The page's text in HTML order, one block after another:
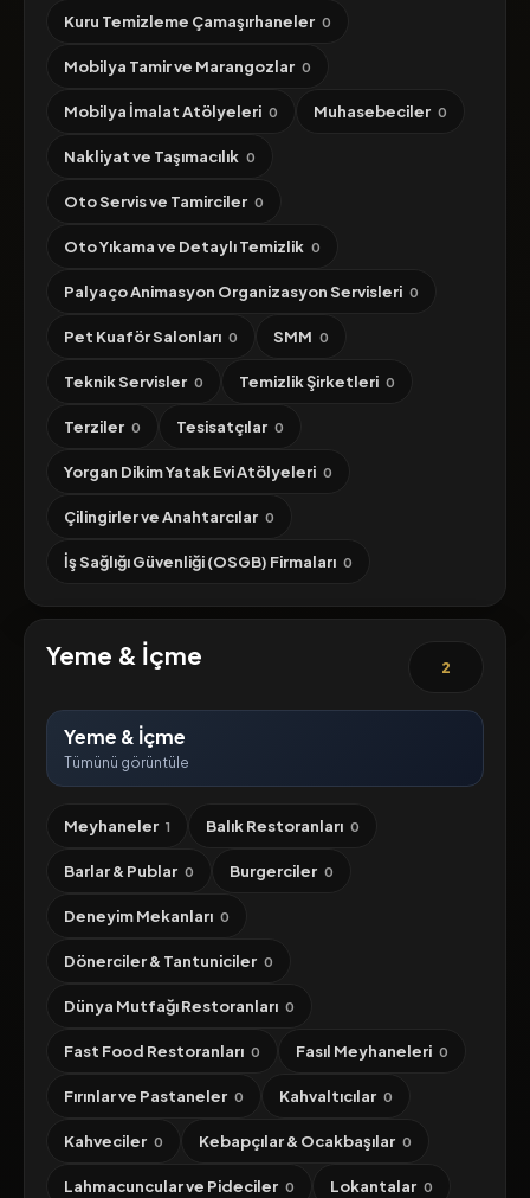
Kuru Temizleme Çamaşırhaneler 0
Mobilya Tamir ve Marangozlar 0
Mobilya İmalat Atölyeleri 0 Muhasebeciler 0
Nakliyat ve Taşımacılık 0
Oto Servis ve Tamirciler 0
Oto Yıkama ve Detaylı Temizlik 0
Palyaço Animasyon Organizasyon Servisleri 0
Pet Kuaför Salonları 0 SMM 0
Teknik Servisler 0 Temizlik Şirketleri 0
Terziler 0 Tesisatçılar 0
Yorgan Dikim Yatak Evi Atölyeleri 0
Çilingirler ve Anahtarcılar 0
İş Sağlığı Güvenliği (OSGB) Firmaları 0
Yeme & İçme 2
Yeme & İçme
Tümünü görüntüle
Meyhaneler 1 Balık Restoranları 0
Barlar & Publar 0 Burgerciler 0
Deneyim Mekanları 0
Dönerciler & Tantuniciler 0
Dünya Mutfağı Restoranları 0
Fast Food Restoranları 0 Fasıl Meyhaneleri 0
Fırınlar ve Pastaneler 0 Kahvaltıcılar 0
Kahveciler 0 Kebapçılar & Ocakbaşılar 0
Lahmacuncular ve Pideciler 0 Lokantalar 0